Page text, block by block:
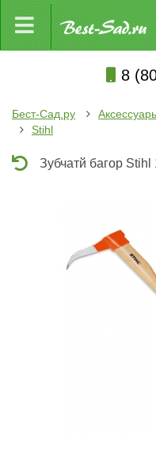
8
Бест-Сад.ру
Stihl
Зубчатй багор Stihl